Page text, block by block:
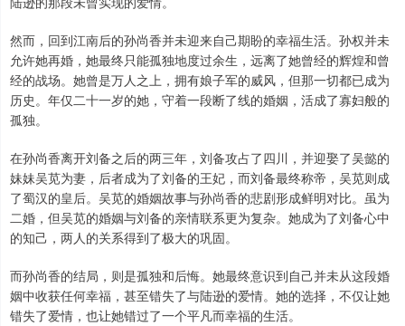
然而，回到江南后的孙尚香并未迎来自己期盼的幸福生活。孙权并未
允许她再婚，她最终只能孤独地度过余生，远离了她曾经的辉煌和曾
经的战场。她曾是万人之上，拥有娘子军的威风，但那一切都已成为
历史。年仅二十一岁的她，守着一段断了线的婚姻，活成了寡妇般的
孤独。
在孙尚香离开刘备之后的两三年，刘备攻占了四川，并迎娶了吴懿的
妹妹吴苋为妻，后者成为了刘备的王妃，而刘备最终称帝，吴苋则成
了蜀汉的皇后。吴苋的婚姻故事与孙尚香的悲剧形成鲜明对比。虽为
二婚，但吴苋的婚姻与刘备的亲情联系更为复杂。她成为了刘备心中
的知己，两人的关系得到了极大的巩固。
而孙尚香的结局，则是孤独和后悔。她最终意识到自己并未从这段婚
姻中收获任何幸福，甚至错失了与陆逊的爱情。她的选择，不仅让她
错失了爱情，也让她错过了一个平凡而幸福的生活。